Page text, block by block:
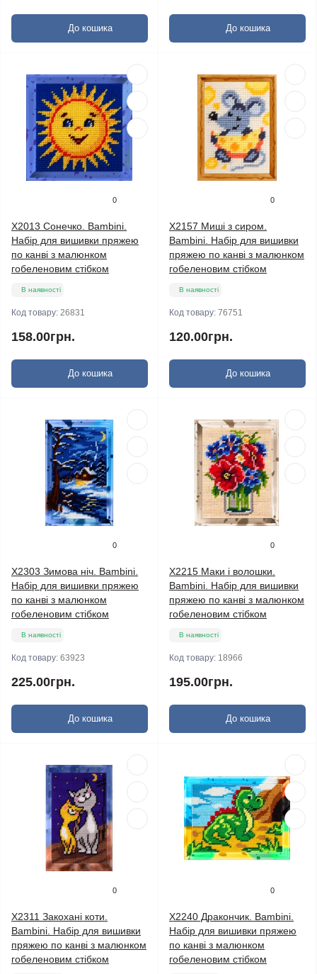
До кошика До кошика
0
X2013 Сонечко. Bambini.
Набір для вишивки пряжею
по канві з малюнком
гобеленовим стібком
В наявності
Код товару: 26831
158.00грн.
До кошика
0
X2157 Миші з сиром.
Bambini. Набір для вишивки
пряжею по канві з малюнком
гобеленовим стібком
В наявності
Код товару: 76751
120.00грн.
До кошика
0
X2303 Зимова ніч. Bambini.
Набір для вишивки пряжею
по канві з малюнком
гобеленовим стібком
В наявності
Код товару: 63923
225.00грн.
До кошика
0
X2215 Маки і волошки.
Bambini. Набір для вишивки
пряжею по канві з малюнком
гобеленовим стібком
В наявності
Код товару: 18966
195.00грн.
До кошика
0
X2311 Закохані коти.
Bambini. Набір для вишивки
пряжею по канві з малюнком
гобеленовим стібком
0
X2240 Дракончик. Bambini.
Набір для вишивки пряжею
по канві з малюнком
гобеленовим стібком